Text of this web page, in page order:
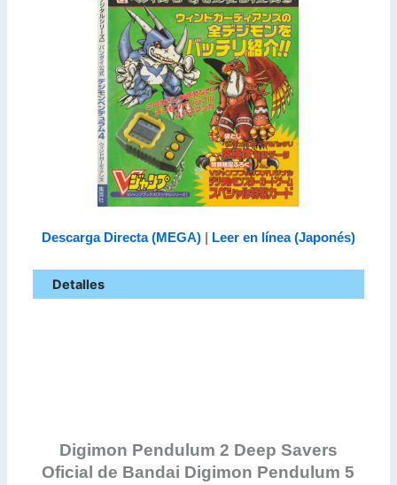
Descarga Directa (MEGA)| Leer en línea (Japonés)
Detalles
Digimon Pendulum 2 Deep Savers
Oficial de Bandai Digimon Pendulum 5